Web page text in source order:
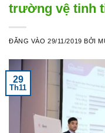
trường vệ tinh
ĐĂNG VÀO29/11/2019 BỞI
29
Th11